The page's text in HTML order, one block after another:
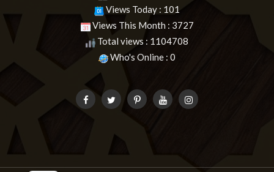
Views Today : 101
Views This Month : 3727
Total views : 1104708
Who's Online : 0